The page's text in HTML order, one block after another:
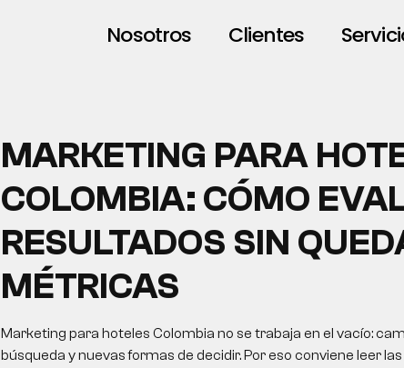
Nosotros Clientes
MARKETING PARA
COLOMBIA: CÓMO
RESULTADOS SIN
MÉTRICAS
Marketing para hoteles Colombia no se trabaja en el vacío:
búsqueda y nuevas formas de decidir. Por eso conviene leer